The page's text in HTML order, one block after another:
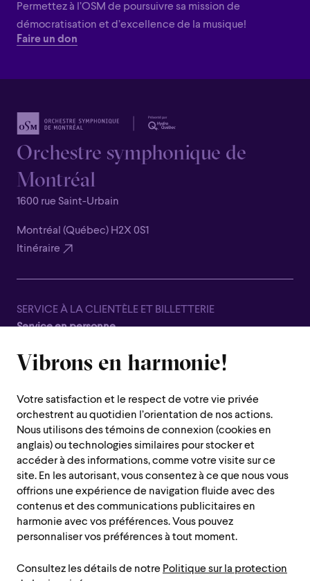
Vibrons en harmonie!
Votre satisfaction et le respect de votre vie privée
orchestrent au quotidien l’orientation de nos actions.
Nous utilisons des témoins de connexion (cookies en
anglais) ou technologies similaires pour stocker et
accéder à des informations, comme votre visite sur ce
site. En les autorisant, vous consentez à ce que nous vous
offrions une expérience de navigation fluide avec des
contenus et des communications publicitaires en
harmonie avec vos préférences. Vous pouvez
personnaliser vos préférences à tout moment.
Consultez les détails de notre Politique sur la protection
Permettez à l’OSM de poursuivre sa mission de
démocratisation et d’excellence de la musique!
Faire un don
Orchestre symphonique de
Montréal
1600 rue Saint-Urbain
Montréal (Québec) H2X 0S1
Itinéraire
SERVICE À LA CLIENTÈLE ET BILLETTERIE
Service en personne
1600 rue Saint-Urbain,
Service téléphonique
Du lundi au jeudi : de 10 h à 19 h
Vendredi : 10h à 14h
Fermé le samedi, dimanche et les jours fériés
Région de Montréal :514 842-9951
Sans frais :1 888 842-9951
INFORMATIONS PRATIQUES
Nous contacter